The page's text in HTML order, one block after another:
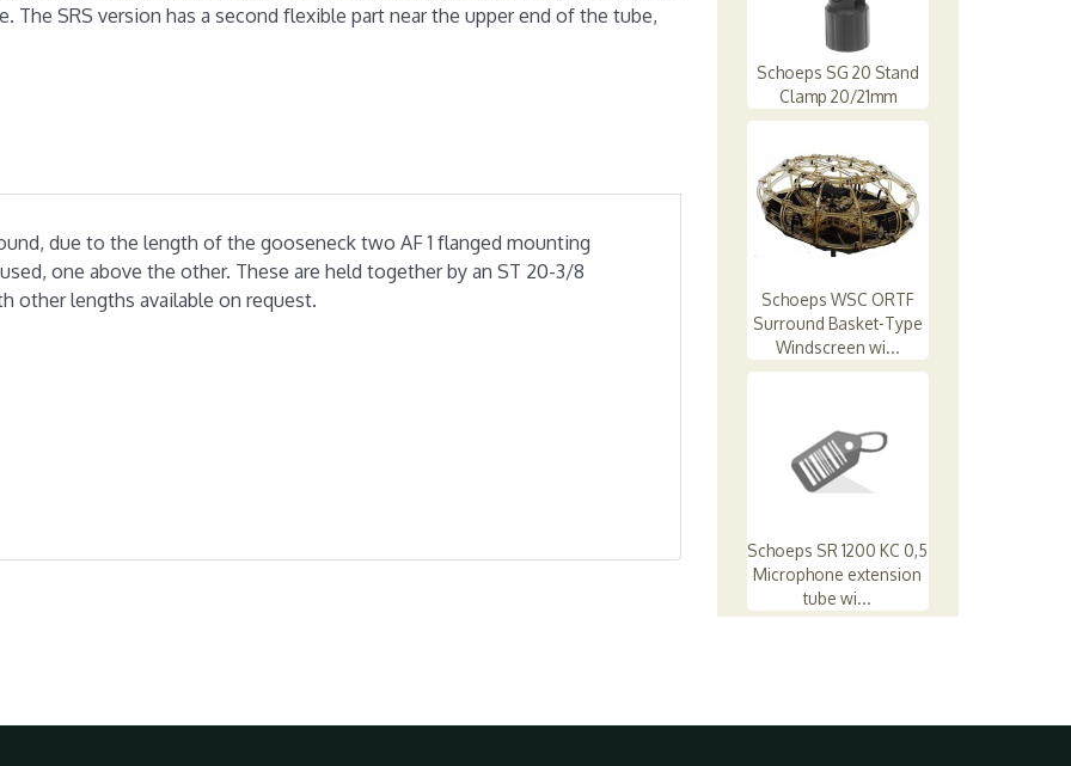
SRS version has a second flexible part near the upper end of the tube,
due to the length of the gooseneck two AF 1 flanged mounting
one above the other. These are held together by an ST 20-3/8
other lengths available on request.
Schoeps SG 20 Stand
Clamp 20/21mm
Schoeps WSC ORTF
Surround Basket-Type
Windscreen wi...
Schoeps SR 1200 KC 0,5
Microphone extension
tube wi...